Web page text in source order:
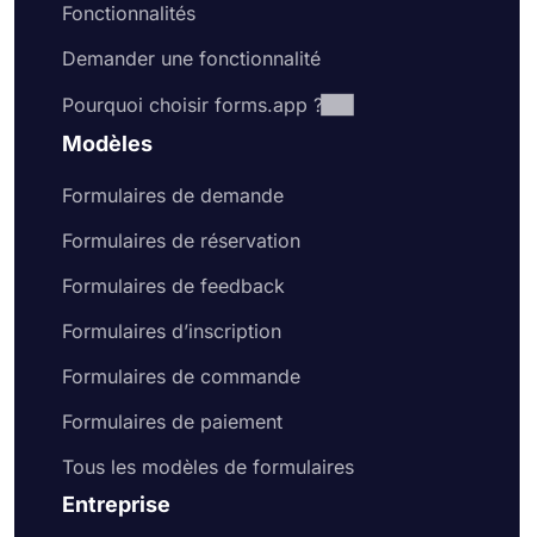
Fonctionnalités
Demander une fonctionnalité
Pourquoi choisir forms.app ?
Modèles
Formulaires de demande
Formulaires de réservation
Formulaires de feedback
Formulaires d’inscription
Formulaires de commande
Formulaires de paiement
Tous les modèles de formulaires
Entreprise